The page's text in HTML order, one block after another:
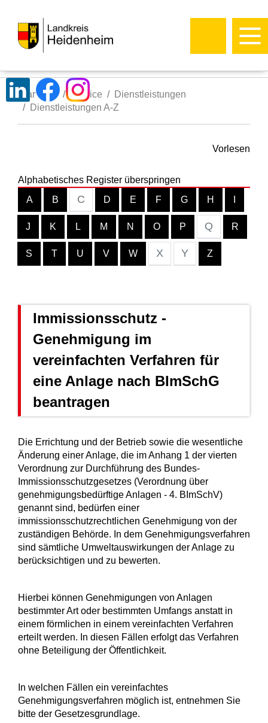
Startseite Service
Dienstleistungen
Dienstleistungen A-Z
Vorlesen
Alphabetisches Register überspringen
A
B C D E F G H
J K L M N O P Q R
S T U V W X Y Z
Immissionsschutz -
Genehmigung im
vereinfachten Verfahren für
eine Anlage nach BImSchG
beantragen
Die Errichtung und der Betrieb sowie die wesentliche
Änderung einer Anlage, die im Anhang 1 der vierten
Verordnung zur Durchführung des Bundes-
Immissionsschutzgesetzes (Verordnung über
genehmigungsbedürftige Anlagen - 4. BImSchV)
genannt sind, bedürfen einer
immissionsschutzrechtlichen Genehmigung von der
zuständigen Behörde. In dem Genehmigungsverfahren
sind sämtliche Umweltauswirkungen der Anlage zu
berücksichtigen und zu bewerten.
Hierbei können Genehmigungen von Anlagen
bestimmter Art oder bestimmten Umfangs anstatt in
einem förmlichen in einem vereinfachten Verfahren
erteilt werden. In diesen Fällen erfolgt das Verfahren
ohne Beteiligung der Öffentlichkeit.
In welchen Fällen ein vereinfachtes
Genehmigungsverfahren möglich ist, entnehmen Sie
bitte der Gesetzesgrundlage.